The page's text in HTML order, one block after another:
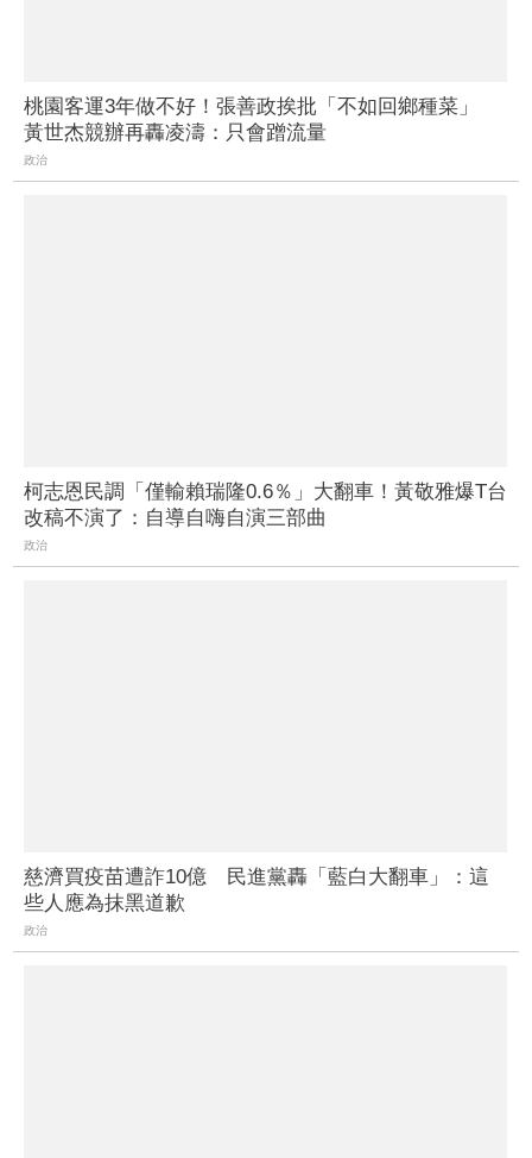
桃園客運3年做不好！張善政挨批「不如回鄉種菜」
黃世杰競辦再轟凌濤：只會蹭流量
政治
柯志恩民調「僅輸賴瑞隆0.6％」大翻車！黃敬雅爆T台
改稿不演了：自導自嗨自演三部曲
政治
慈濟買疫苗遭詐10億 民進黨轟「藍白大翻車」：這
些人應為抹黑道歉
政治